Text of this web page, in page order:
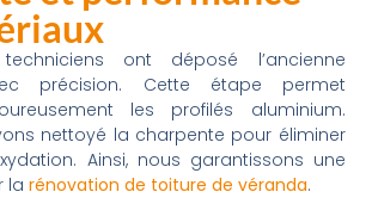
ont déposé l’ancienne
précision. Cette étape permet
les profilés aluminium.
nettoyé la charpente pour éliminer
Ainsi, nous garantissons une
larénovation de toiture de véranda.